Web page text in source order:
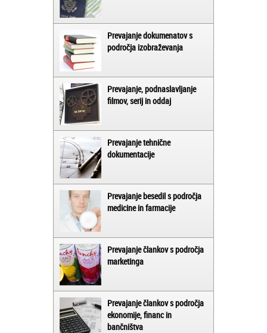
Prevajanje dokumenatov s
področja izobraževanja
Prevajanje, podnaslavljanje
filmov, serij in oddaj
Prevajanje tehnične
dokumentacije
Prevajanje besedil s področja
medicine in farmacije
Prevajanje člankov s področja
marketinga
Prevajanje člankov s področja
ekonomije, financ in
bančništva